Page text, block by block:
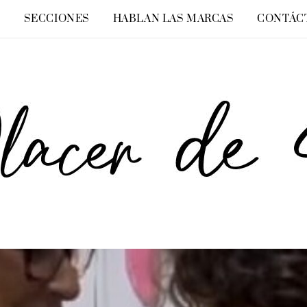
SECCIONES HABLAN LAS MARCAS